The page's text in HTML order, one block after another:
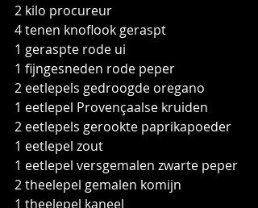
2 kilo procureur
4 tenen knoflook geraspt
1 geraspte rode ui
1 fijngesneden rode peper
2 eetlepels gedroogde oregano
1 eetlepel Provençaalse kruiden
2 eetlepels gerookte paprikapoeder
1 eetlepel zout
1 eetlepel versgemalen zwarte peper
2 theelepel gemalen komijn
1 theelepel kaneel